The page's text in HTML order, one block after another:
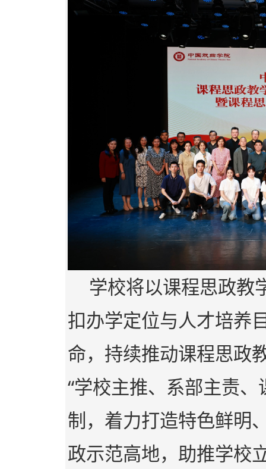
学校将以课程思政教
扣办学定位与人才培养
命，持续推动课程思政
“学校主推、系部主责
制，着力打造特色鲜明
政示范高地，助推学校